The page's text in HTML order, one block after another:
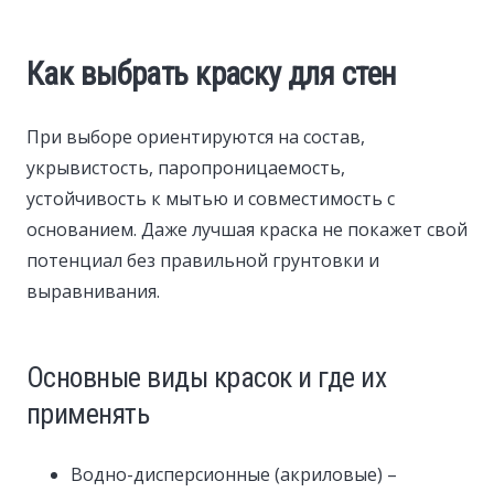
Как выбрать краску для стен
При выборе ориентируются на состав,
укрывистость, паропроницаемость,
устойчивость к мытью и совместимость с
основанием. Даже лучшая краска не покажет свой
потенциал без правильной грунтовки и
выравнивания.
Основные виды красок и где их
применять
Водно-дисперсионные (акриловые) –